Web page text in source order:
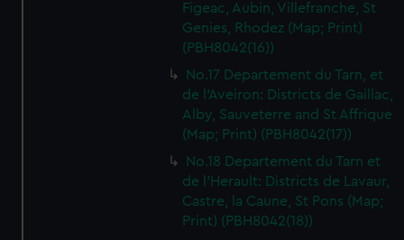
Figeac, Aubin, Villefranche, St
Genies, Rhodez (Map; Print)
(PBH8042(16))
No.17 Departement du Tarn, et
de l'Aveiron: Districts de Gaillac,
Alby, Sauveterre and St Affrique
(Map; Print) (PBH8042(17))
No.18 Departement du Tarn et
de l'Herault: Districts de Lavaur,
Castre, la Caune, St Pons (Map;
Print) (PBH8042(18))